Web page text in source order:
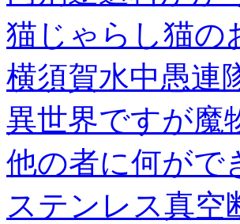
猫じゃらし猫の
横須賀水中愚連
異世界ですが魔
他の者に何がで
ステンレス真空